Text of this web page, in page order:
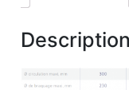
Description